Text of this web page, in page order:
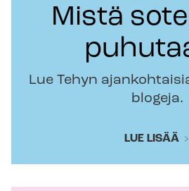
Mistä
Lue Tehyn
blogeja.
LUE LISÄÄ